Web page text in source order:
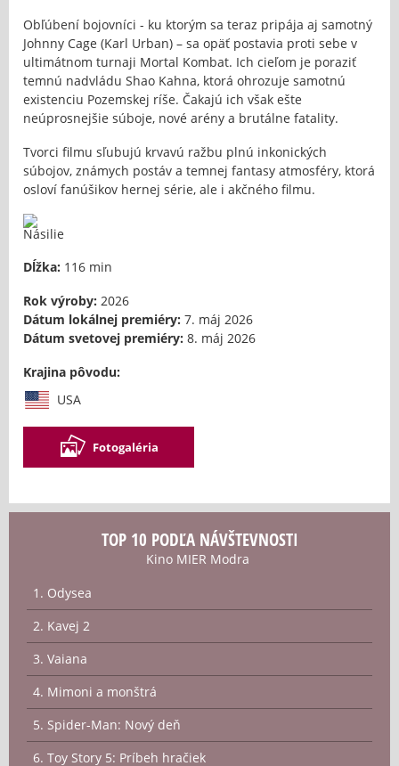
Obľúbení bojovníci - ku ktorým sa teraz pripája aj samotný
Johnny Cage (Karl Urban) – sa opäť postavia proti sebe v
ultimátnom turnaji Mortal Kombat. Ich cieľom je poraziť
temnú nadvládu Shao Kahna, ktorá ohrozuje samotnú
existenciu Pozemskej ríše. Čakajú ich však ešte
neúprosnejšie súboje, nové arény a brutálne fatality.
Tvorci filmu sľubujú krvavú ražbu plnú inkonických
súbojov, známych postáv a temnej fantasy atmosféry, ktorá
osloví fanúšikov hernej série, ale i akčného filmu.
Dĺžka: 116 min
Rok výroby: 2026
Dátum lokálnej premiéry: 7. máj 2026
Dátum svetovej premiéry: 8. máj 2026
Krajina pôvodu:
USA
Fotogaléria
TOP 10 PODĽA NÁVŠTEVNOSTI
Kino MIER Modra
1. Odysea
2. Kavej 2
3. Vaiana
4. Mimoni a monštrá
5. Spider-Man: Nový deň
6. Toy Story 5: Príbeh hračiek